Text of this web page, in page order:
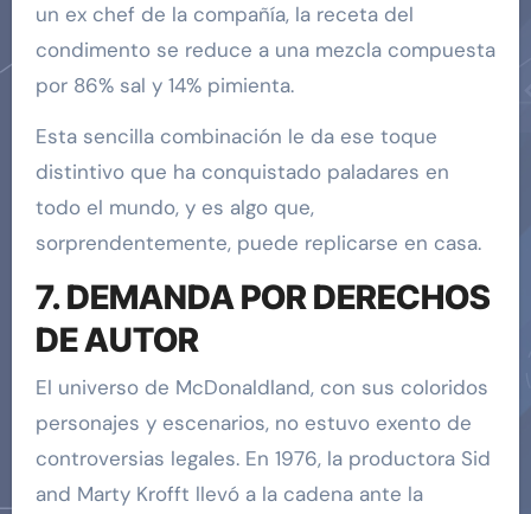
un ex chef de la compañía, la receta del
condimento se reduce a una mezcla compuesta
por 86% sal y 14% pimienta.
Esta sencilla combinación le da ese toque
distintivo que ha conquistado paladares en
todo el mundo, y es algo que,
sorprendentemente, puede replicarse en casa.
7. DEMANDA POR DERECHOS
DE AUTOR
El universo de McDonaldland, con sus coloridos
personajes y escenarios, no estuvo exento de
controversias legales. En 1976, la productora Sid
and Marty Krofft llevó a la cadena ante la